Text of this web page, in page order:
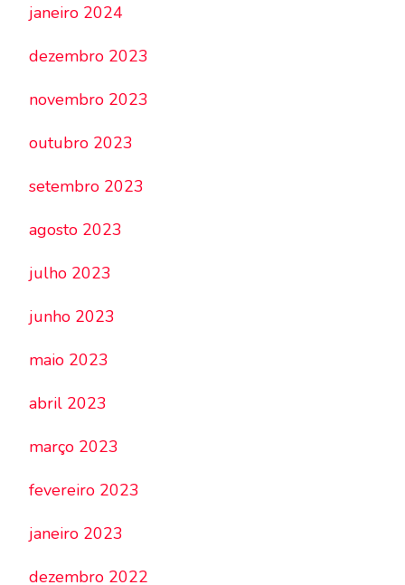
janeiro 2024
dezembro 2023
novembro 2023
outubro 2023
setembro 2023
agosto 2023
julho 2023
junho 2023
maio 2023
abril 2023
março 2023
fevereiro 2023
janeiro 2023
dezembro 2022